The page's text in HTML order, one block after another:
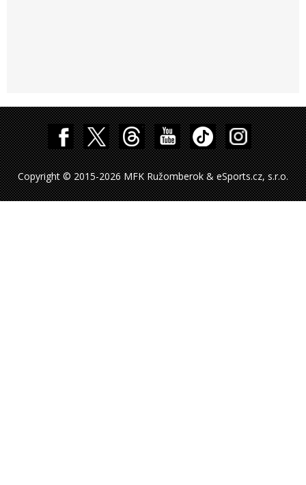
Copyright © 2015-2026 MFK Ružomberok & eSports.cz, s.r.o.